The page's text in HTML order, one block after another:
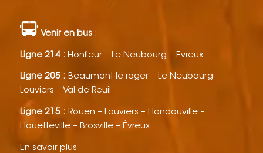
Venir en bus:
Ligne 214 : Honfleur – Le Neubourg – Evreux
Ligne 205 : Beaumont-le-roger – Le Neubourg –
Louviers – Val-de-Reuil
Ligne 215 : Rouen – Louviers – Hondouville –
Houetteville – Brosville – Évreux
En savoir plus